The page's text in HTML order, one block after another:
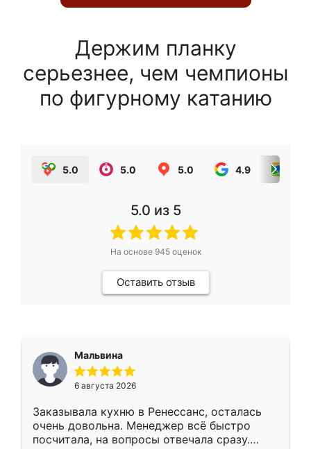
Держим планку
серьезнее, чем чемпионы
по фигурному катанию
5.0 5.0 5.0 4.9
5.0 из 5
На основе 945оценок
Оставить отзыв
Мальвина
6 августа 2026
Заказывала кухню в Ренессанс, осталась
очень довольна. Менеджер всё быстро
посчитала, на вопросы отвечала сразу.